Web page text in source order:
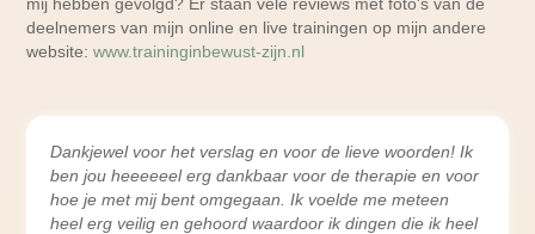
deelnemers van mijn online en live trainingen op mijn andere
website: www.traininginbewust-zijn.nl
Dankjewel voor het verslag en voor de lieve woorden! Ik
ben jou heeeeeel erg dankbaar voor de therapie en voor
hoe je met mij bent omgegaan. Ik voelde me meteen
heel erg veilig en gehoord waardoor ik dingen die ik heel